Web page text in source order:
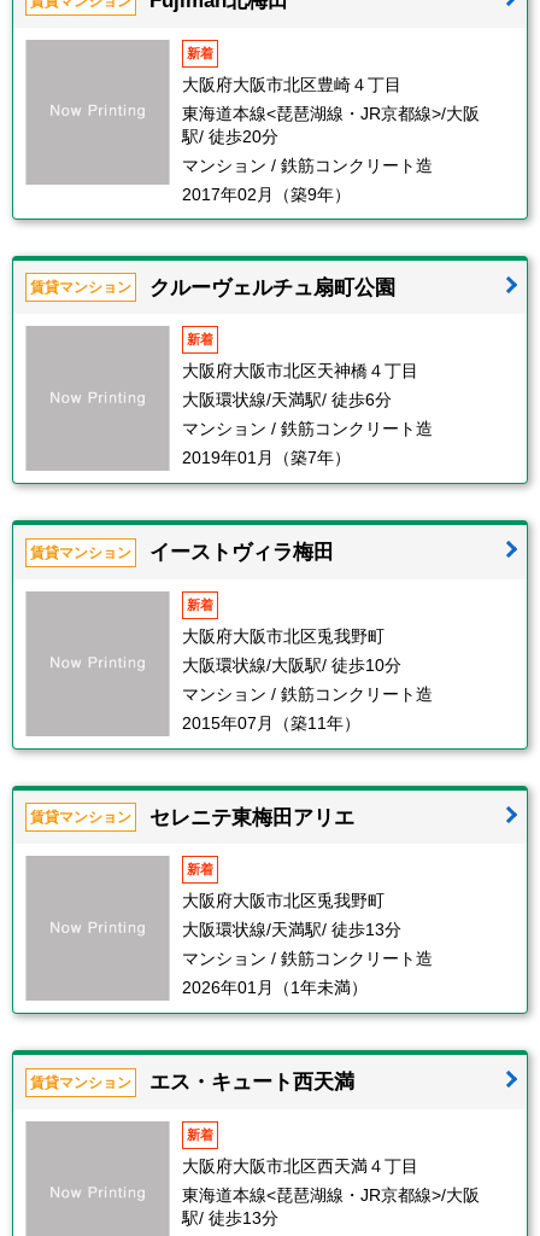
新着
大阪府大阪市北区豊崎４丁目
東海道本線<琵琶湖線・JR京都線>/大阪
駅/ 徒歩20分
マンション / 鉄筋コンクリート造
2017年02月（築9年）
賃貸マンション クルーヴェルチュ扇町公園
新着
大阪府大阪市北区天神橋４丁目
大阪環状線/天満駅/ 徒歩6分
マンション / 鉄筋コンクリート造
2019年01月（築7年）
賃貸マンション イーストヴィラ梅田
新着
大阪府大阪市北区兎我野町
大阪環状線/大阪駅/ 徒歩10分
マンション / 鉄筋コンクリート造
2015年07月（築11年）
賃貸マンション セレニテ東梅田アリエ
新着
大阪府大阪市北区兎我野町
大阪環状線/天満駅/ 徒歩13分
マンション / 鉄筋コンクリート造
2026年01月（1年未満）
賃貸マンション エス・キュート西天満
新着
大阪府大阪市北区西天満４丁目
東海道本線<琵琶湖線・JR京都線>/大阪
駅/ 徒歩13分